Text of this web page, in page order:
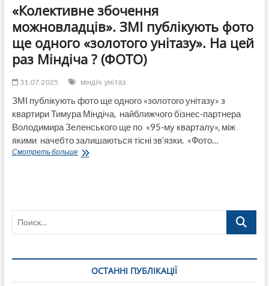
«Колективне збочення
можновладців». ЗМІ публікують фото
ще одного «золотого унітазу». На цей
раз Міндіча ? (ФОТО)
31.07.2025 міндіч унітаз
ЗМІ публікують фото ще одного «золотого унітазу» з
квартири Тимура Міндіча, найближчого бізнес-партнера
Володимира Зеленського ще по «95-му кварталу», між
якими начебто залишаються тісні зв’язки. «Фото…
Смотреть больше«Колективне
На
раз
Поиск…
ОСТАННІ ПУБЛІКАЦІЇ